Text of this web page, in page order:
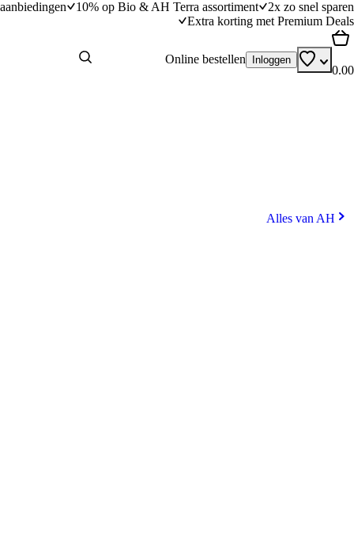
10% op Bio & AH Terra assortiment
2x zo snel sparen
Extra korting met Premium Deals
Online bestellen Inloggen
0.00
Alles van AH